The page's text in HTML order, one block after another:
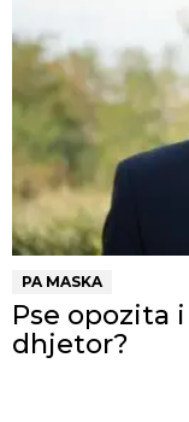
PA MASKA
Pse opozita
dhjetor?